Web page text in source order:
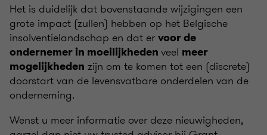
Het is duidelijk dat bovenstaande wijzigingen een
grote impact (zullen) hebben op het Belgische
insolventielandschap en dat ervoor de
ondernemer in moeilijkheden veel meer
mogelijkheden zijn om te komen tot een (discrete)
doorstart van de levensvatbare onderdelen van de
onderneming.
Wenst u meer informatie over deze nieuwigheden,